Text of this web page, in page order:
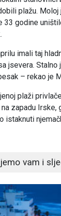
plažu.
33 godine
imali taj
jsevera. Stalno
– rekao je
plaži
zapadu Irske,
istaknuti
vam i